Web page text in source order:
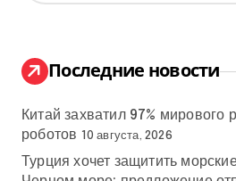
:
Последние новости
Китай захватил 97% мирового
роботов
10 августа, 2026
Турция хочет защитить